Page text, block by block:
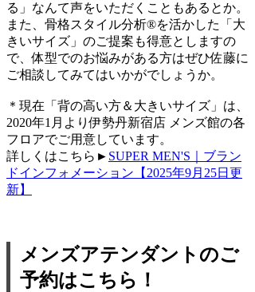
る」なんて声をいただくこともあるとか。
また、骨格スタイル分析®を活かした「大
きいサイズ」のご提案も得意としますの
で、体型でのお悩みがある方はぜひ佐藤に
ご相談してみてはいかがでしょうか。
＊現在「背の高い方＆大きいサイズ」は、
2020年1月より伊勢丹新宿店 メンズ館の各
フロアでご用意しています。
詳しくはこちら► SUPER MEN'S｜ブラン
ドインフォメーション【2025年9月25日更
新】
メンズアテンダントのご
予約はこちら！